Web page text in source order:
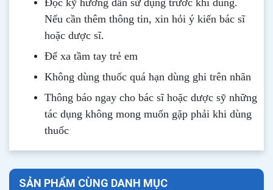
Đọc kỹ hướng dẫn sử dụng trước khi dùng.
Nếu cần thêm thông tin, xin hỏi ý kiến bác sĩ
hoặc dược sĩ.
Để xa tầm tay trẻ em
Không dùng thuốc quá hạn dùng ghi trên nhãn
Thông báo ngay cho bác sĩ hoặc dược sỹ những
tác dụng không mong muốn gặp phải khi dùng
thuốc
SẢN PHẨM CÙNG DANH MỤC